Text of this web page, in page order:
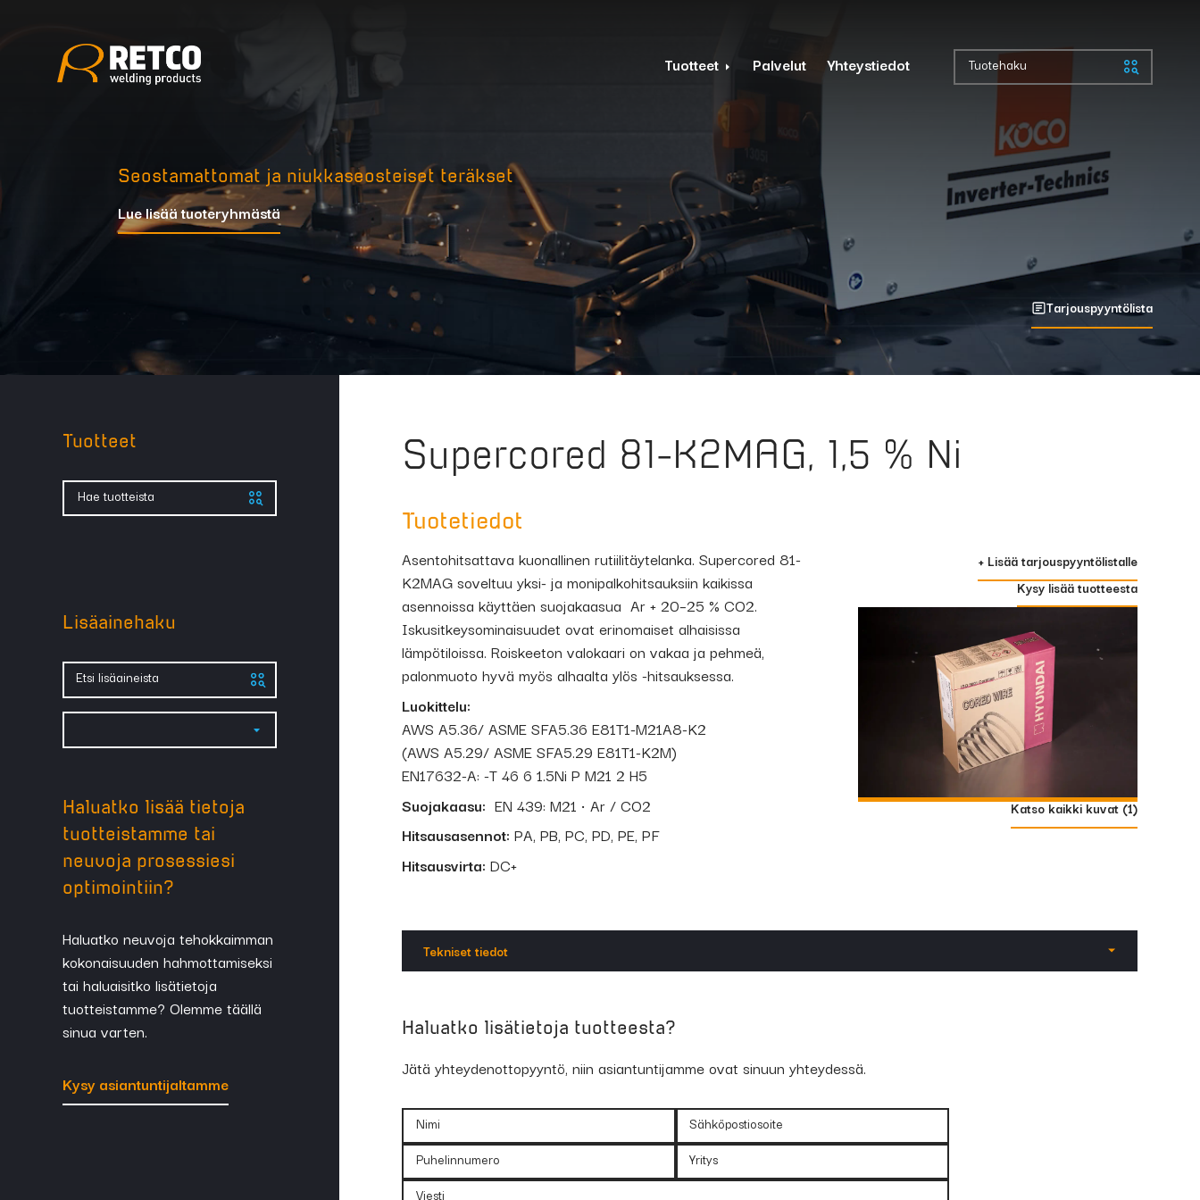
Seostamattomat ja niukkaseosteiset teräkset
Lue lisää tuoteryhmästä
Tarjouspyyntölista
Tuotteet Palvelut Yhteystiedot Tuotehaku
Tuotteet
Hae tuotteista
Lisäainehaku
Etsi lisäaineista
Haluatko lisää tietoja
tuotteistamme tai
neuvoja prosessiesi
optimointiin?
Haluatko neuvoja tehokkaimman
kokonaisuuden hahmottamiseksi
tai haluaisitko lisätietoja
tuotteistamme? Olemme täällä
sinua varten.
Kysy asiantuntijaltamme
Supercored 81-K2MAG, 1,5 % Ni
Tuotetiedot
Asentohitsattava kuonallinen rutiilitäytelanka. Supercored 81-
K2MAG soveltuu yksi- ja monipalkohitsauksiin kaikissa
asennoissa käyttäen suojakaasua Ar + 20–25 % CO2.
Iskusitkeysominaisuudet ovat erinomaiset alhaisissa
lämpötiloissa. Roiskeeton valokaari on vakaa ja pehmeä,
palonmuoto hyvä myös alhaalta ylös -hitsauksessa.
Luokittelu:
AWS A5.36/ ASME SFA5.36 E81T1-M21A8-K2
(AWS A5.29/ ASME SFA5.29 E81T1-K2M)
EN17632-A: -T 46 6 1.5Ni P M21 2 H5
Suojakaasu: EN 439: M21 • Ar / CO2
Hitsausasennot: PA, PB, PC, PD, PE, PF
Hitsausvirta: DC+
+ Lisää tarjouspyyntölistalle
Kysy lisää tuotteesta
Katso kaikki kuvat (1)
Tekniset tiedot
2
Hitsiaineen ohjekoostumus (80 % Ar / 20 % CO2)
C:0,03% Si:0,35% Mn:1,25% S:0,010% P:0,012%
Haluatko lisätietoja tuotteesta?
Jätä yhteydenottopyyntö, niin asiantuntijamme ovat sinuun yhteydessä.
Nimi
Sähköpostiosoite
Puhelinnumero
Yritys
Viesti
Edellinen kuvaSeuraava kuva Sulje